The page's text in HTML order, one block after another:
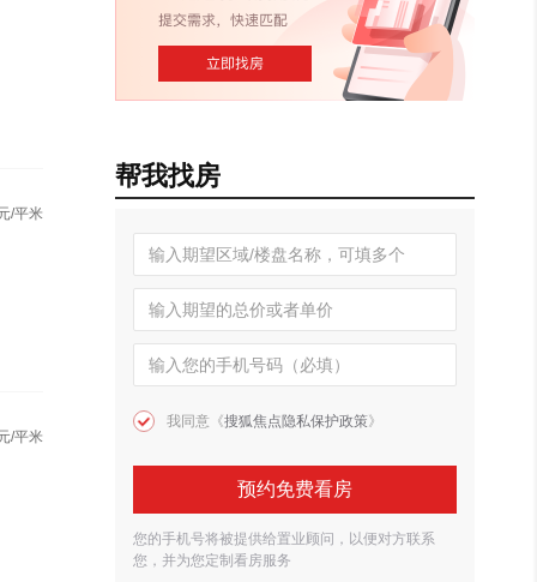
/平米
/平米
帮我找房
我同意《搜狐焦点隐私保护政策》
预约免费看房
您的手机号将被提供给置业顾问，以便对方联系
您，并为您定制看房服务